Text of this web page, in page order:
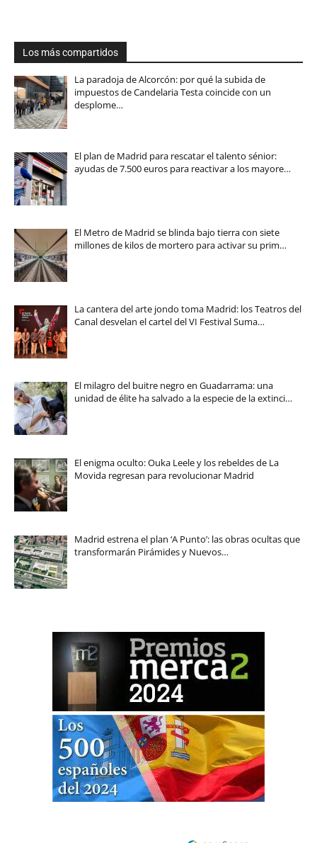
Los más compartidos
La paradoja de Alcorcón: por qué la subida de
impuestos de Candelaria Testa coincide con un
desplome…
El plan de Madrid para rescatar el talento sénior:
ayudas de 7.500 euros para reactivar a los mayore…
El Metro de Madrid se blinda bajo tierra con siete
millones de kilos de mortero para activar su prim…
La cantera del arte jondo toma Madrid: los Teatros del
Canal desvelan el cartel del VI Festival Suma…
El milagro del buitre negro en Guadarrama: una
unidad de élite ha salvado a la especie de la extinci…
El enigma oculto: Ouka Leele y los rebeldes de La
Movida regresan para revolucionar Madrid
Madrid estrena el plan ‘A Punto’: las obras ocultas que
transformarán Pirámides y Nuevos…